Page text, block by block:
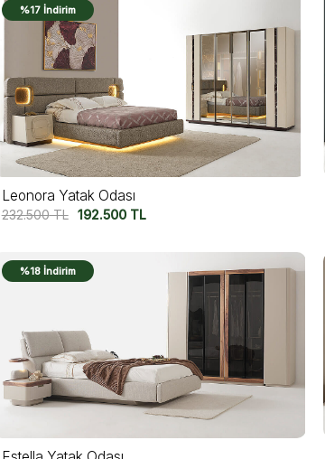
%17 İndirim
Leonora Yatak Odası
232.500TL 192.500TL
%18 İndirim